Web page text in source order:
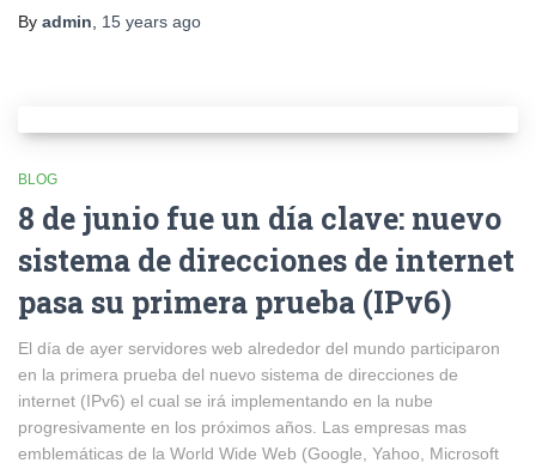
By admin, 15 years ago
BLOG
8 de junio fue un día clave: nuevo
sistema de direcciones de internet
pasa su primera prueba (IPv6)
El día de ayer servidores web alrededor del mundo participaron
en la primera prueba del nuevo sistema de direcciones de
internet (IPv6) el cual se irá implementando en la nube
progresivamente en los próximos años. Las empresas mas
emblemáticas de la World Wide Web (Google, Yahoo, Microsoft